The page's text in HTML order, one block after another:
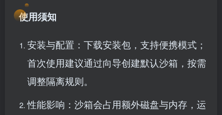
使用须知
安装与配置：下载安装包，支持便携模式；
首次使用建议通过向导创建默认沙箱，按需
调整隔离规则。
性能影响：沙箱会占用额外磁盘与内存，运